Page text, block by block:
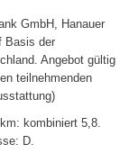
GmbH, Hanauer
Basis der
Angebot gültig
teilnehmenden
kombiniert 5,8.
D.